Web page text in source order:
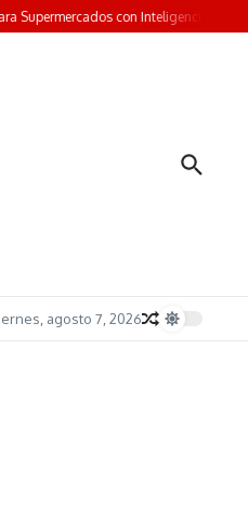
Supermercados con Inteligencia
agosto 7, 2026